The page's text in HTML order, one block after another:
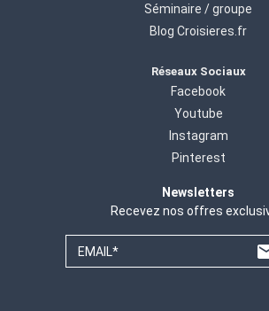
Séminaire / groupe
Blog Croisieres.fr
Réseaux Sociaux
Facebook
Youtube
Instagram
Pinterest
Newsletters
Recevez nos offres
EMAIL*